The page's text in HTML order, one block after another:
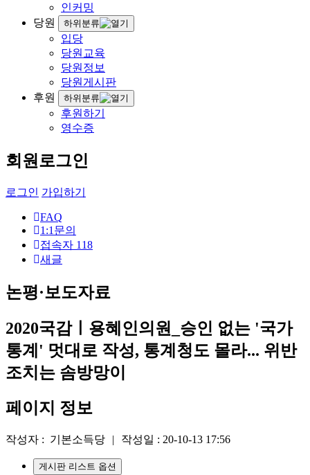
인커밍
당원
하위분류
입당
당원교육
당원정보
당원게시판
후원
하위분류
후원하기
영수증
회원로그인
로그인 가입하기
FAQ
1:1문의
접속자 118
새글
논평·보도자료
2020국감ㅣ용혜인의원_승인 없는 '국가
통계' 멋대로 작성, 통계청도 몰라... 위반
조치는 솜방망이
페이지 정보
작성자 : 기본소득당 | 작성일 : 20-10-13 17:56
게시판 리스트 옵션